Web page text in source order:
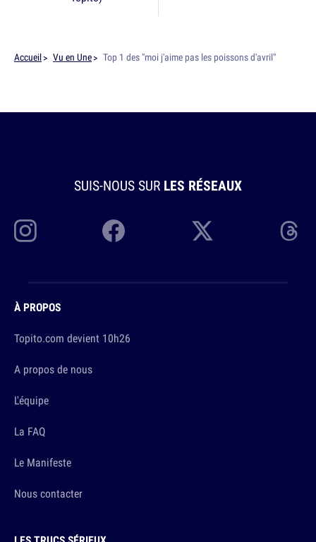
Accueil Vu en Une Top 1 des "moi j'aime pas les poissons d'avril"
SUIS-NOUS SUR LES RÉSEAUX
À PROPOS
Topito.com devient 10h26
A propos de nous
L'équipe
La FAQ
Le Manifeste
Nous contacter